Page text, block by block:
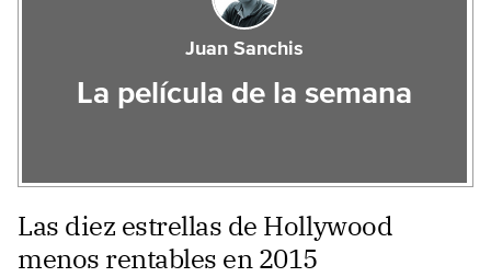
Juan Sanchis
La película de la semana
Las diez estrellas de Hollywood
menos rentables en 2015